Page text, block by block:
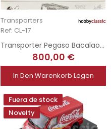
Transporters
Ref: CL-17
Transporter Pegaso Bacalao - Fallo de Pintura
800,00 €
In Den Warenkorb Legen
Fuera de stock
Novelty